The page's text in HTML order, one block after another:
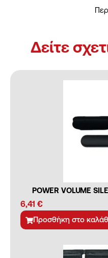
Δείτε
POWER VOLUME
6,41 €
Προσθήκη στο